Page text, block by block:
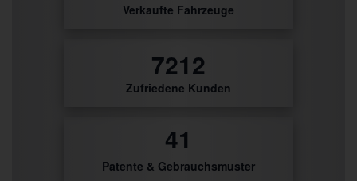
Verkaufte Fahrzeuge
8059
Zufriedene Kunden
46
Patente & Gebrauchsmuster